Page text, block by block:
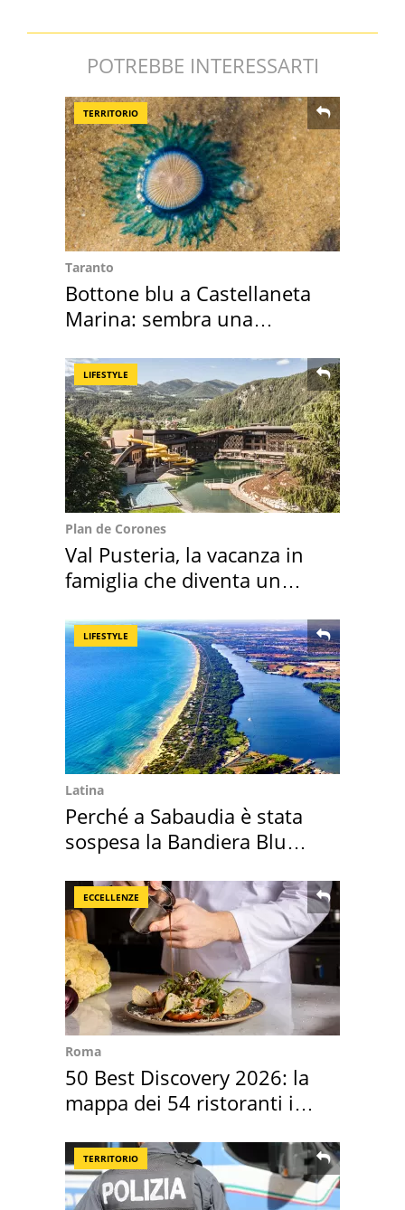
POTREBBE INTERESSARTI
TERRITORIO
Taranto
Bottone blu a Castellaneta
Marina: sembra una
LIFESTYLE
Plan de Corones
Val Pusteria, la vacanza in
famiglia che diventa un
LIFESTYLE
Latina
Perché a Sabaudia è stata
sospesa la Bandiera Blu
ECCELLENZE
Roma
50 Best Discovery 2026: la
mappa dei 54 ristoranti in
TERRITORIO